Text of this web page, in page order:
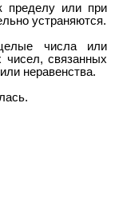
пределу или при
устраняются.
числа или
связанных
неравенства.